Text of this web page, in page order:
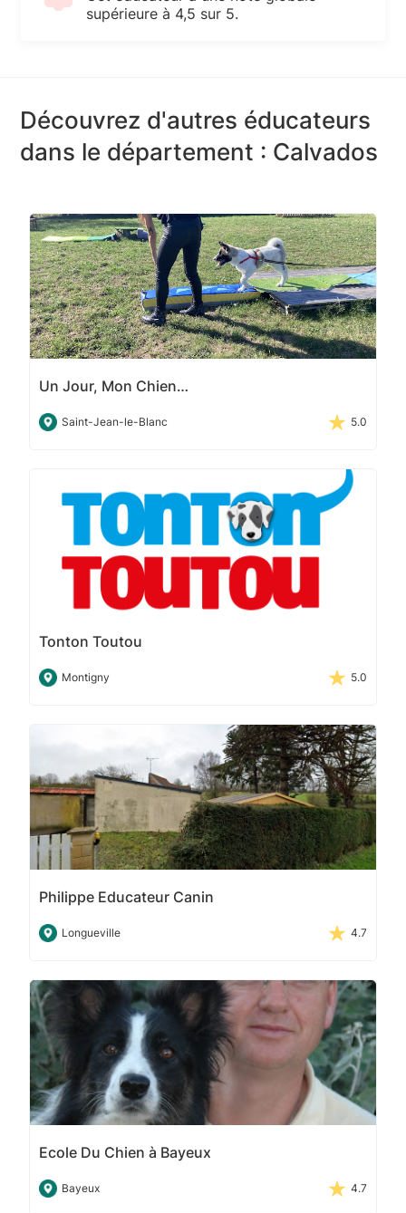
supérieure à 4,5 sur 5.
Découvrez d'autres éducateurs
dans le département : Calvados
Un Jour, Mon Chien…
Saint-Jean-le-Blanc 5.0
Tonton Toutou
Montigny 5.0
Philippe Educateur Canin
Longueville 4.7
Ecole Du Chien à Bayeux
Bayeux 4.7